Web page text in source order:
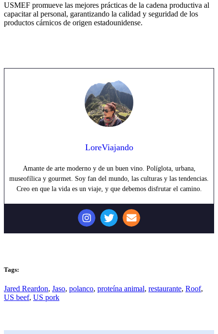
USMEF promueve las mejores prácticas de la cadena productiva al
capacitar al personal, garantizando la calidad y seguridad de los
productos cárnicos de origen estadounidense.
LoreViajando
Amante de arte moderno y de un buen vino. Políglota, urbana,
museofílica y gourmet. Soy fan del mundo, las culturas y las tendencias.
Creo en que la vida es un viaje, y que debemos disfrutar el camino.
Tags:
Jared Reardon, Jaso, polanco, proteína animal, restaurante, Roof,
US beef, US pork